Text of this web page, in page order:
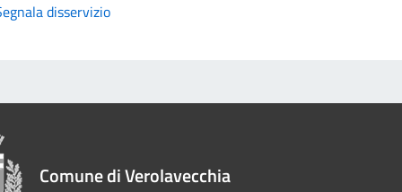
disservizio
Comune di Verolavecchia